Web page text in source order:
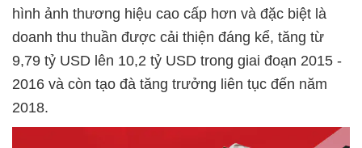
hình ảnh thương hiệu cao cấp hơn và đặc biệt là
doanh thu thuần được cải thiện đáng kể, tăng từ
9,79 tỷ USD lên 10,2 tỷ USD trong giai đoạn 2015 -
2016 và còn tạo đà tăng trưởng liên tục đến năm
2018.